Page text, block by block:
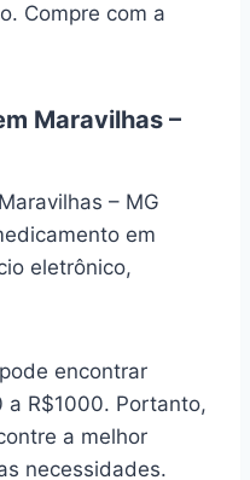
Compre com a
Maravilhas –
– MG
em
eletrônico,
encontrar
R$1000. Portanto,
a melhor
necessidades.